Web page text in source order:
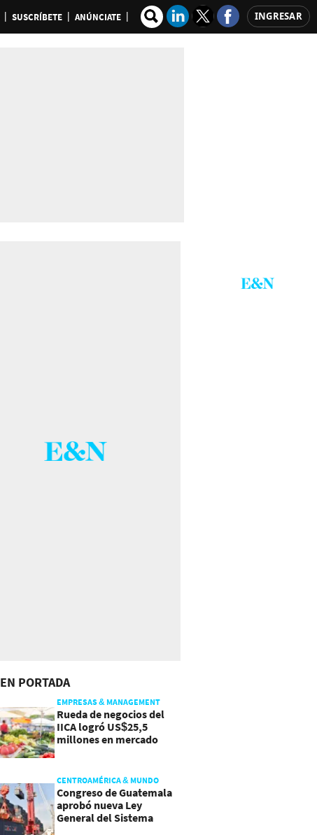
SUSCRÍBETE ANÚNCIATE INGRESAR
EN PORTADA
EMPRESAS & MANAGEMENT
Rueda de negocios del
IICA logró US$25,5
millones en mercado
CENTROAMÉRICA & MUNDO
Congreso de Guatemala
aprobó nueva Ley
General del Sistema